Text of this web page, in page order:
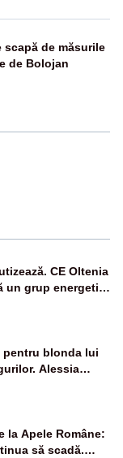
scapă de măsurile
de Bolojan
CE Oltenia
un grup energetic
blonda lui
Alessia
magistraților
la Apele Române:
să scadă.